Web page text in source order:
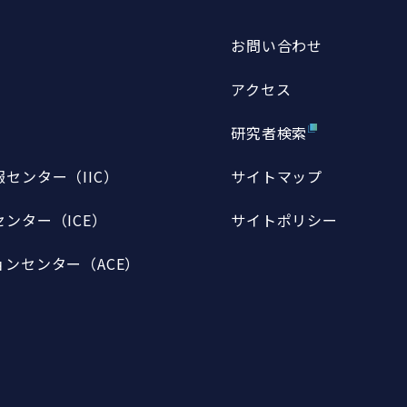
ンター（IIC）
ター（ICE）
センター（ACE）
お問い合わせ
アクセス
研究者検索
サイトマップ
サイトポリシー